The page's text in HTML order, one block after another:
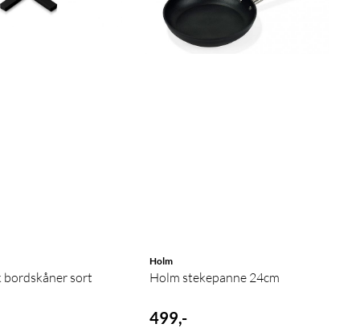
sort
Holm
Holm stekepanne 24cm
499,-